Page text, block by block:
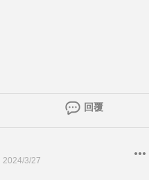
回覆
2024/3/27